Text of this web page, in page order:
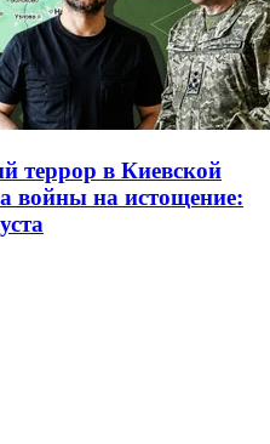
террор в Киевской
войны на истощение: